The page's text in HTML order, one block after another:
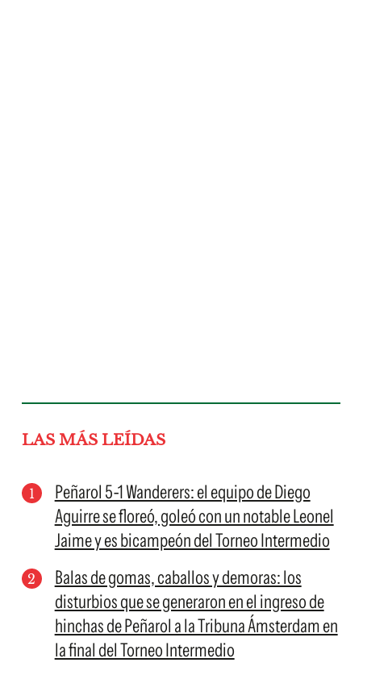
LAS MÁS LEÍDAS
Peñarol 5-1 Wanderers: el equipo de Diego
Aguirre se floreó, goleó con un notable Leonel
Jaime y es bicampeón del Torneo Intermedio
Balas de gomas, caballos y demoras: los
disturbios que se generaron en el ingreso de
hinchas de Peñarol a la Tribuna Ámsterdam en
la final del Torneo Intermedio